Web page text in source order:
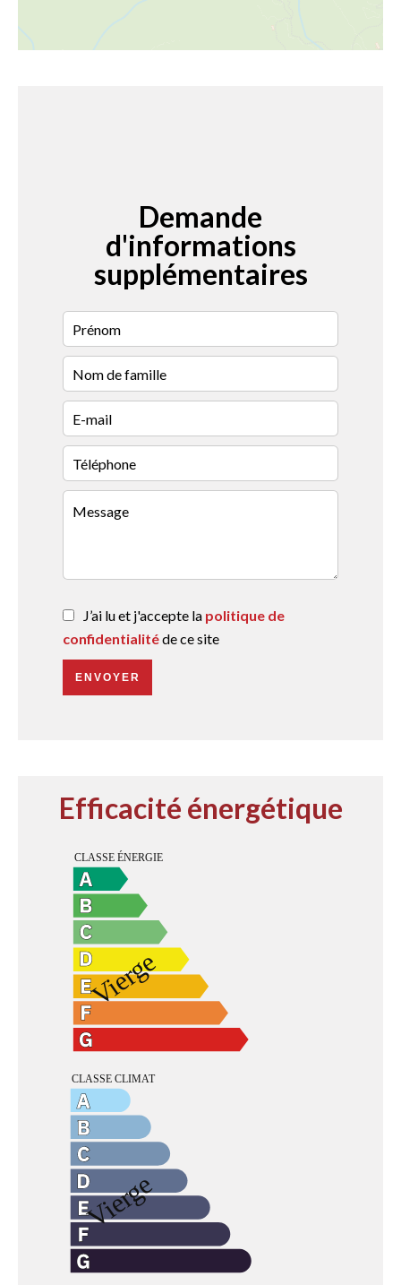
Demande
d'informations
supplémentaires
J’ai lu et j'accepte la politique de
confidentialitéde ce site
ENVOYER
Efficacité énergétique